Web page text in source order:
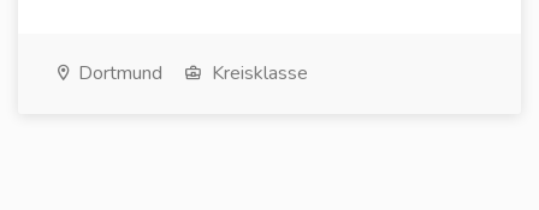
Dortmund Kreisklasse